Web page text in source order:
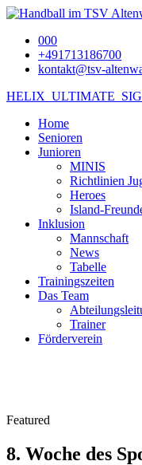
000
+491713186700
kontakt@tsv-
Home
Senioren
Junioren
MINIS
Richtlinien
Heroes
Island-
Inklusion
Mannschaft
News
Tabelle
Trainingszeiten
Das Team
Trainer
Förderverein
Featured
8. Woche des